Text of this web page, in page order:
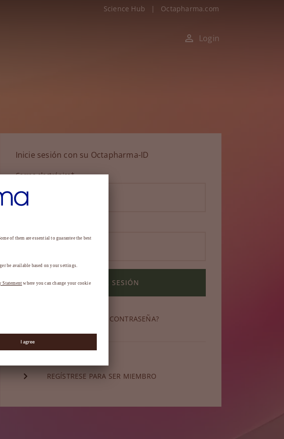
Science Hub | Octapharma.com
Login
Inicie sesión con su Octapharma-ID
Correo electrónico*
INICIAR SESIÓN
¿HA OLVIDADO SU CONTRASEÑA?
REGÍSTRESE PARA SER MIEMBRO